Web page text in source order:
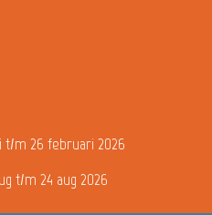
t/m 26 februari 2026
t/m 24 aug 2026